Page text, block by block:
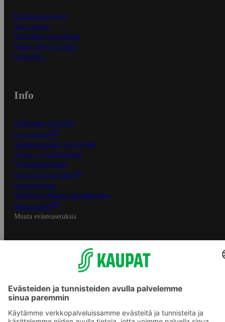
Ensitilaajan ohjeet
Näin maksat
Näin tilaat ja muokkaat
Kaikki ohjeet ja vinkit
In English
Info
S-Business yrityksille
Oiva-raportit
Osuuskauppojen yhteystiedot
Tilaus- ja toimitusehdot
Tietosuojakäytäntö
Palvelun käyttöehdot
Saavutettavuus
Mobiilisovelluksen saavutettavuus
Mainostajalle
Muuta evästeasetuksia
S-ryhmän palvelut
S-ryhmä
Asiakasomistajuus
S-ostoslista -sovellus